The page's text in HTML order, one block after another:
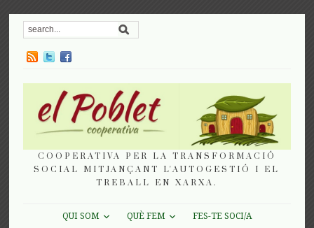
COOPERATIVA PER LA TRANSFORMACIÓ
SOCIAL MITJANÇANT L'AUTOGESTIÓ I EL
TREBALL EN XARXA.
QUI SOM QUÈ FEM
FES-TE SOCI/A